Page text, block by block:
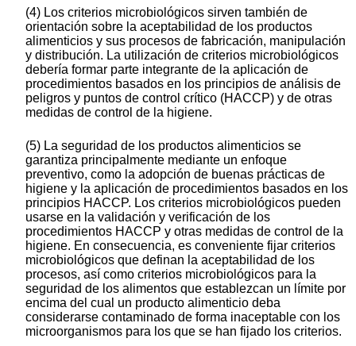
(4) Los criterios microbiológicos sirven también de
orientación sobre la aceptabilidad de los productos
alimenticios y sus procesos de fabricación, manipulación
y distribución. La utilización de criterios microbiológicos
debería formar parte integrante de la aplicación de
procedimientos basados en los principios de análisis de
peligros y puntos de control crítico (HACCP) y de otras
medidas de control de la higiene.
(5) La seguridad de los productos alimenticios se
garantiza principalmente mediante un enfoque
preventivo, como la adopción de buenas prácticas de
higiene y la aplicación de procedimientos basados en los
principios HACCP. Los criterios microbiológicos pueden
usarse en la validación y verificación de los
procedimientos HACCP y otras medidas de control de la
higiene. En consecuencia, es conveniente fijar criterios
microbiológicos que definan la aceptabilidad de los
procesos, así como criterios microbiológicos para la
seguridad de los alimentos que establezcan un límite por
encima del cual un producto alimenticio deba
considerarse contaminado de forma inaceptable con los
microorganismos para los que se han fijado los criterios.